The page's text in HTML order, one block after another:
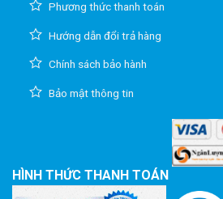
Phương thức thanh toán
Hướng dẫn đổi trả hàng
Chính sách bảo hành
Bảo mật thông tin
HÌNH THỨC THANH TOÁN